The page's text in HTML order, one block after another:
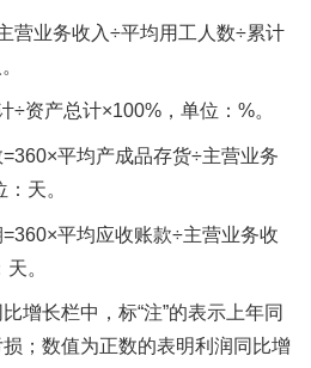
营业务收入÷平均用工人数÷累计
÷资产总计×100%，单位：%。
平均产成品存货÷主营业务
天。
平均应收账款÷主营业务收
。
增长栏中，标“注”的表示上年同
；数值为正数的表明利润同比增